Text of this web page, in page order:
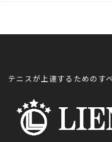
テニスが上達するためのす